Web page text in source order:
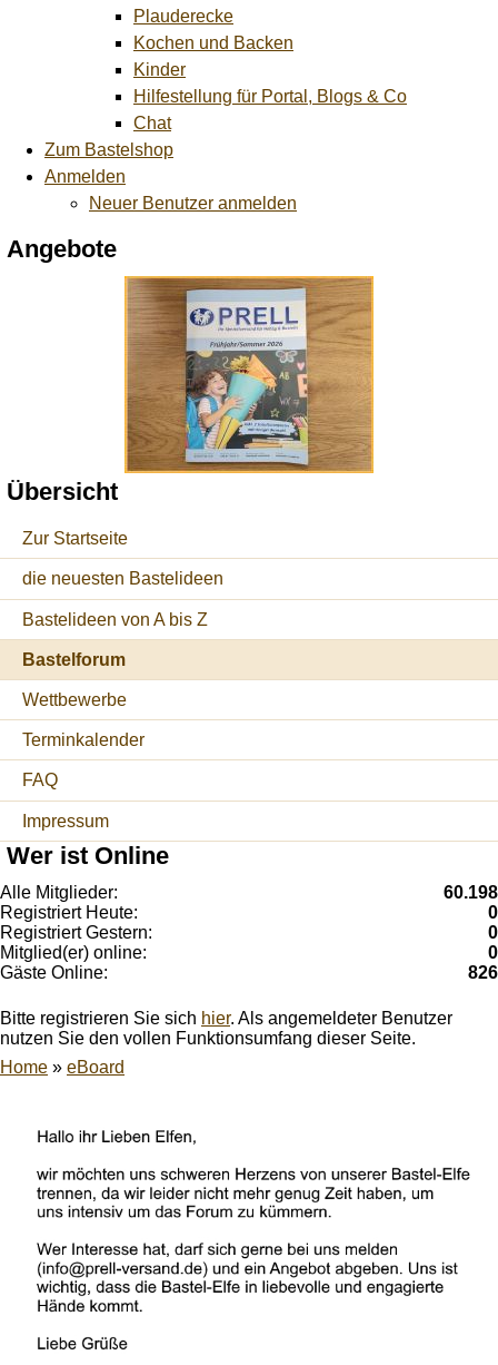
Plauderecke
Kochen und Backen
Kinder
Hilfestellung für Portal, Blogs & Co
Chat
Zum Bastelshop
Anmelden
Neuer Benutzer anmelden
Angebote
Übersicht
Zur Startseite
die neuesten Bastelideen
Bastelideen von A bis Z
Bastelforum
Wettbewerbe
Terminkalender
FAQ
Impressum
Wer ist Online
Alle Mitglieder:
60.198
Registriert Heute:
0
Registriert Gestern:
0
Mitglied(er) online:
0
Gäste Online:
826
Bitte registrieren Sie sich hier. Als angemeldeter Benutzer
nutzen Sie den vollen Funktionsumfang dieser Seite.
Home » eBoard